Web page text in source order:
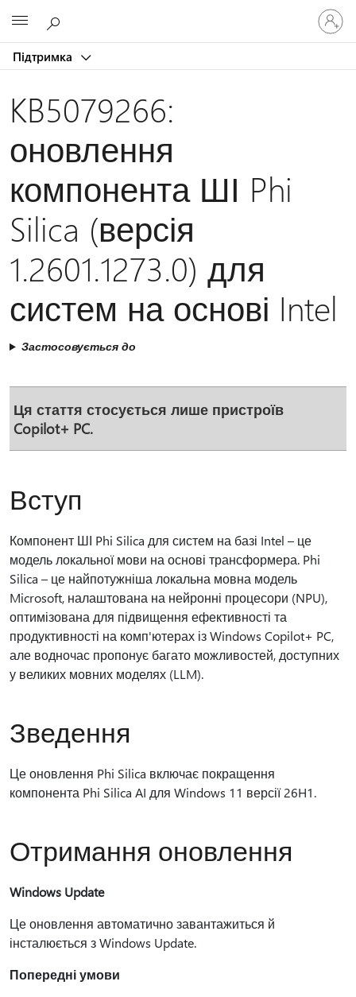
Підтримка
Увійдіть
свій
запис
KB5079266:
оновлення
компонента ШІ Phi
Silica (версія
1.2601.1273.0) для
систем на основі Intel
Застосовується до
Ця стаття стосується лише пристроїв
Copilot+ PC.
Вступ
Компонент ШІ Phi Silica для систем на базі Intel – це
модель локальної мови на основі трансформера. Phi
Silica – це найпотужніша локальна мовна модель
Microsoft, налаштована на нейронні процесори (NPU),
оптимізована для підвищення ефективності та
продуктивності на комп'ютерах із Windows Copilot+ PC,
але водночас пропонує багато можливостей, доступних
у великих мовних моделях (LLM).
Зведення
Це оновлення Phi Silica включає покращення
компонента Phi Silica AI для Windows 11 версії 26H1.
Отримання оновлення
Windows Update
Це оновлення автоматично завантажиться й
інсталюється з Windows Update.
Попередні умови